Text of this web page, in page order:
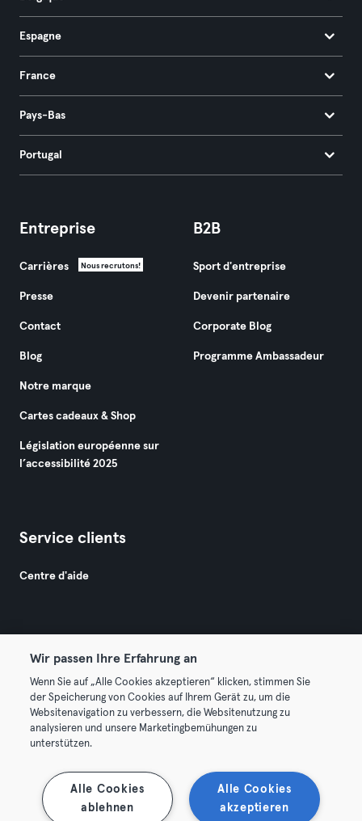
Espagne
France
Pays-Bas
Portugal
Entreprise
Carrières Nous recrutons!
Presse
Contact
Blog
Notre marque
Cartes cadeaux & Shop
Législation européenne sur
l’accessibilité 2025
B2B
Sport d'entreprise
Devenir partenaire
Corporate Blog
Programme Ambassadeur
Service clients
Centre d'aide
© 2026 Urban Sports Group GmbH. All rights reserved.
Conditions générales Politique de confidentialité
Mentions légales
Se rétracter ici
Wir passen Ihre Erfahrung an
Wenn Sie auf „Alle Cookies akzeptieren“ klicken, stimmen Sie
der Speicherung von Cookies auf Ihrem Gerät zu, um die
Websitenavigation zu verbessern, die Websitenutzung zu
analysieren und unsere Marketingbemühungen zu
unterstützen.
Alle Cookies
akzeptieren
Alle Cookies
ablehnen